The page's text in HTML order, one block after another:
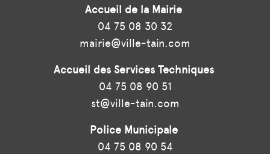
Accueil de la Mairie
04 75 08 30 32
mairie@ville-tain.com
Accueil des Services Techniques
04 75 08 90 51
st@ville-tain.com
Police Municipale
04 75 08 90 54